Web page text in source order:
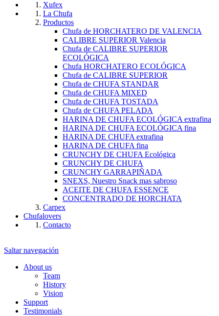
Xufex
La Chufa
Productos
Chufa de HORCHATERO DE VALENCIA
CALIBRE SUPERIOR Valencia
Chufa de CALIBRE SUPERIOR
ECOLÓGICA
Chufa HORCHATERO ECOLÓGICA
Chufa de CALIBRE SUPERIOR
Chufa de CHUFA STANDAR
Chufa de CHUFA MIXED
Chufa de CHUFA TOSTADA
Chufa de CHUFA PELADA
HARINA DE CHUFA ECOLÓGICA extrafina
HARINA DE CHUFA ECOLÓGICA fina
HARINA DE CHUFA extrafina
HARINA DE CHUFA fina
CRUNCHY DE CHUFA Ecológica
CRUNCHY DE CHUFA
CRUNCHY GARRAPIÑADA
SNEXS, Nuestro Snack mas sabroso
ACEITE DE CHUFA ESSENCE
CONCENTRADO DE HORCHATA
Carpex
Chufalovers
Contacto
Saltar navegación
About us
Team
History
Vision
Support
Testimonials